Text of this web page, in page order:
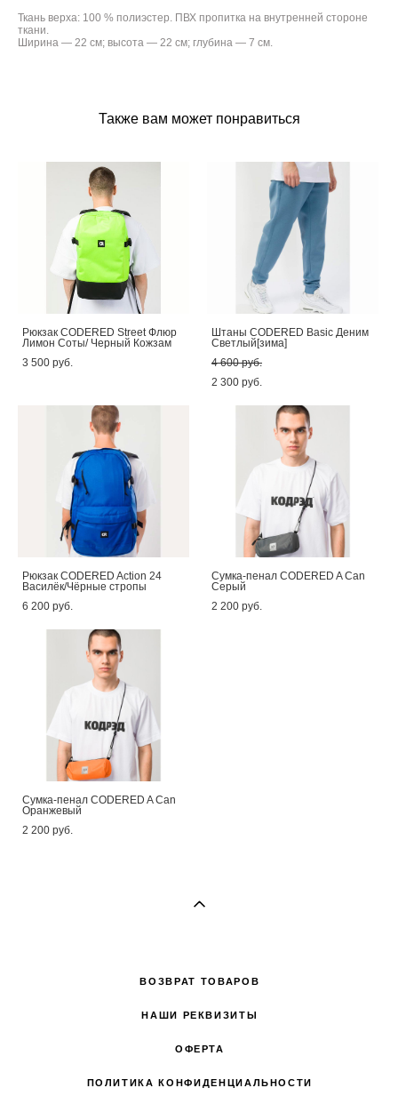
Ткань верха: 100 % полиэстер. ПВХ пропитка на внутренней стороне
ткани.
Ширина — 22 см; высота — 22 см; глубина — 7 см.
Также вам может понравиться
Рюкзак CODERED Street Флюр
Лимон Соты/ Черный Кожзам
3 500 pуб.
Штаны CODERED Basic Деним
Светлый[зима]
4 600 pуб.
2 300 pуб.
Рюкзак CODERED Action 24
Василёк/Чёрные стропы
6 200 pуб.
Сумка-пенал CODERED A Can
Серый
2 200 pуб.
Сумка-пенал CODERED A Can
Оранжевый
2 200 pуб.
ВОЗВРАТ ТОВАРОВ
НАШИ РЕКВИЗИТЫ
ОФЕРТА
ПОЛИТИКА КОНФИДЕНЦИАЛЬНОСТИ